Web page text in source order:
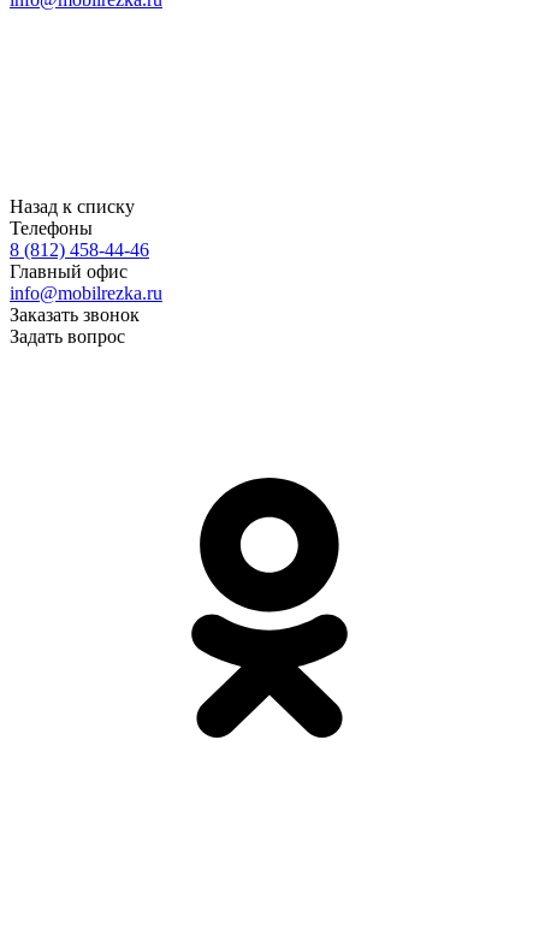
Назад к списку
Телефоны
8 (812) 458-44-46
Главный офис
info@mobilrezka.ru
Заказать звонок
Задать вопрос